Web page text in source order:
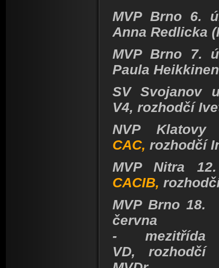
MVP Brno 6.
Anna Redlicka
MVP Brno 7.
Paula
SV Svojanov
V4, rozhodčí
NVP
CAC, rozhodčí
MVP Nitra
CACIB,
MVP Brno 18.
června
- mezitřída
VD, rozhodčí